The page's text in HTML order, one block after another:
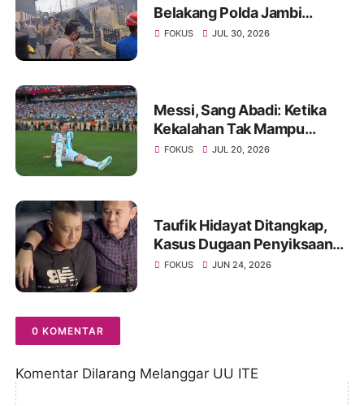
Belakang Polda Jambi
Hangus Terbakar, Api
FOKUS JUL 30, 2026
Messi, Sang Abadi: Ketika
Kekalahan Tak Mampu
Menghapus Keagungan
FOKUS JUL 20, 2026
Taufik Hidayat Ditangkap,
Kasus Dugaan Penyiksaan
Pacar Selama Tiga Tahun
FOKUS JUN 24, 2026
0 KOMENTAR
Komentar Dilarang Melanggar UU ITE